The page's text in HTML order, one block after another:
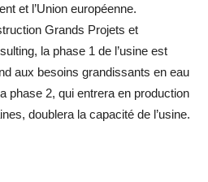
et l’Union européenne.
Grands Projets et
la phase 1 de l’usine est
aux besoins grandissants en eau
phase 2, qui entrera en production
doublera la capacité de l’usine.